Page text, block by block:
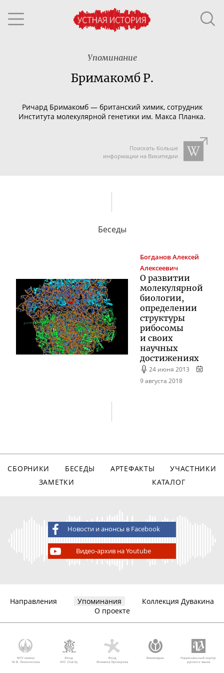
Упоминание
Бримакомб Р.
Ричард Бримакомб — британский химик, сотрудник
Института молекулярной генетики им. Макса Планка.
Поискать больше
информации на Википедии
Беседы
БогдановАлексей
Алексеевич
О развитии
молекулярной
биологии,
определении
структуры
рибосомы
и своих
научных
достижениях
24 июня 2013
9 августа 2018
СБОРНИКИ БЕСЕДЫ АРТЕФАКТЫ
УЧАСТНИКИ
ЗАМЕТКИ
КАТАЛОГ
Новости и анонсы в Facebook
Видео-архив на Youtube
Направления Упоминания
Коллекция Дувакина
О проекте
МГУ имени
М.В. Ломоносова
Фонд
AVC Charity
Фонд
Михаила Прохорова
Викимедиа
Национальный корпус
русского языка